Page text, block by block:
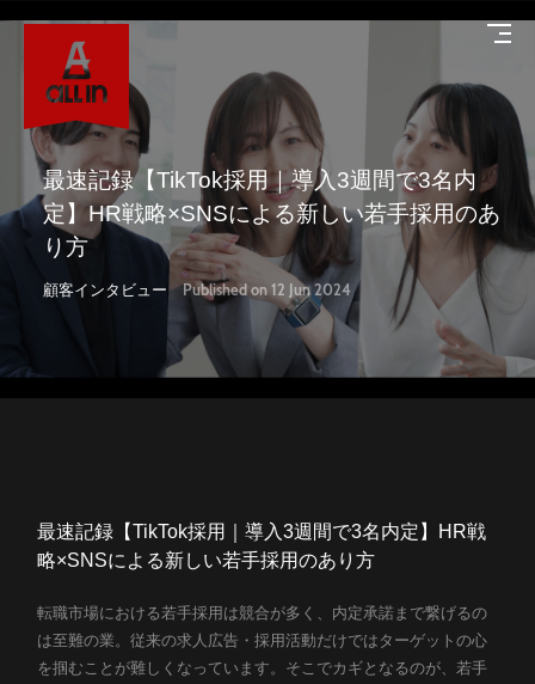
About
Service
Company
Career
採用情報
最速記録【TikTok採用｜導入3週間で3名内
定】HR戦略×SNSによる新しい若手採用のあ
り方
顧客インタビュー Published on 12 Jun 2024
最速記録【TikTok採用｜導入3週間で3名内定】HR戦
略×SNSによる新しい若手採用のあり方
転職市場における若手採用は競合が多く、内定承諾まで繋げるの
は至難の業。従来の求人広告・採用活動だけではターゲットの心
を掴むことが難しくなっています。そこでカギとなるのが、若手